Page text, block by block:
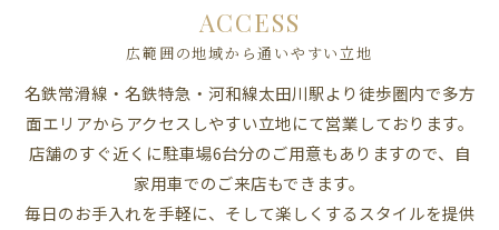
広範囲の地域から通いやすい立地
ACCESS
名鉄常滑線・名鉄特急・河和線太田川駅より徒歩圏内で多方
面エリアからアクセスしやすい立地にて営業しております。
店舗のすぐ近くに駐車場6台分のご用意もありますので、自
家用車でのご来店もできます。
毎日のお手入れを手軽に、そして楽しくするスタイルを提供